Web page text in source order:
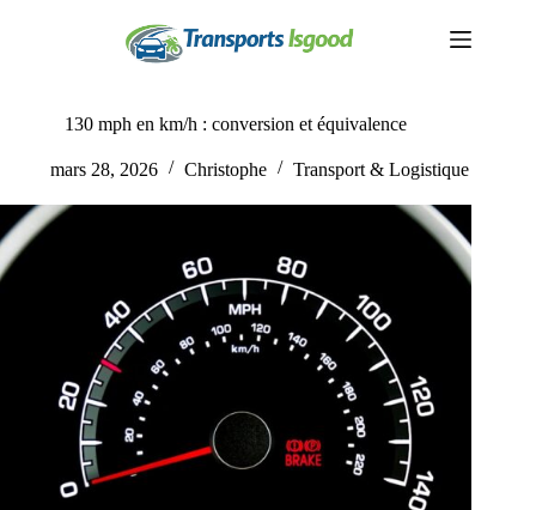
130 mph en km/h : conversion et équivalence
mars 28, 2026 Christophe Transport & Logistique